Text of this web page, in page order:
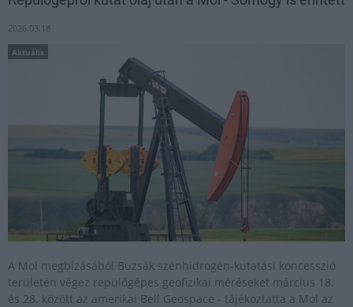
2026.03.18
Aktuális
A Mol megbízásából Buzsák szénhidrogén-kutatási koncesszió
területén végez repülőgépes geofizikai méréseket március 18.
és 28. között az amerikai Bell Geospace - tájékoztatta a Mol az